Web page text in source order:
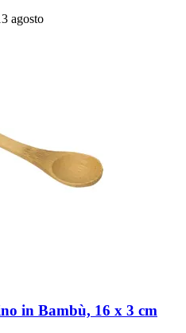
agosto
in Bambù, 16 x 3 cm